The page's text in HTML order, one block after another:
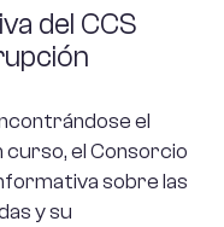
del CCS
el
curso, el Consorcio
sobre las
y su